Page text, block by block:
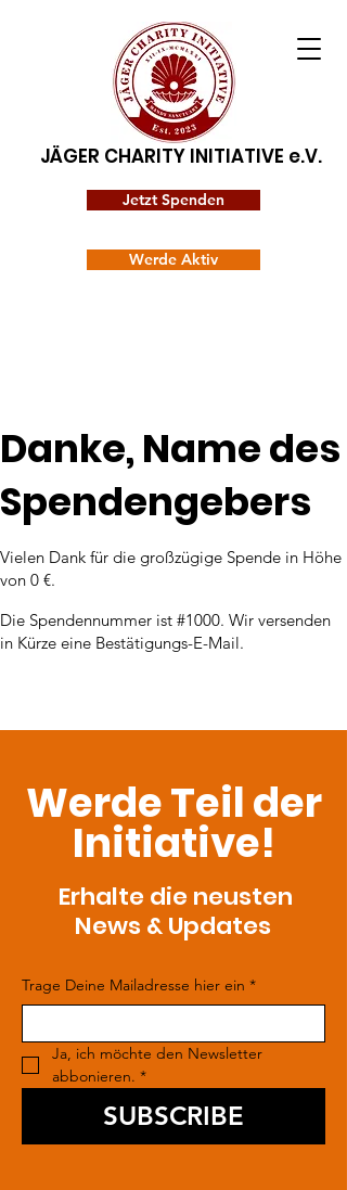
Jetzt Spenden
JÄGER CHARITY INITIATIVE e.V.
Werde Aktiv
Danke, Name des
Spendengebers
Vielen Dank für die großzügige Spende in Höhe
von 0 €.
Die Spendennummer ist #1000. Wir versenden
in Kürze eine Bestätigungs-E-Mail.
Werde Teil der
Initiative!
Erhalte die neusten
News & Updates
Trage Deine Mailadresse hier ein *
Ja, ich möchte den Newsletter
abbonieren. *
SUBSCRIBE